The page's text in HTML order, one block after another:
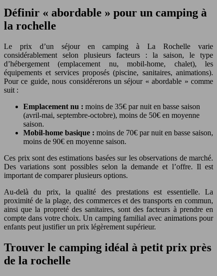
Définir « abordable » pour un camping à
la rochelle
Le prix d’un séjour en camping à La Rochelle varie
considérablement selon plusieurs facteurs : la saison, le type
d’hébergement (emplacement nu, mobil-home, chalet), les
équipements et services proposés (piscine, sanitaires, animations).
Pour ce guide, nous considérerons un séjour « abordable » comme
suit :
Emplacement nu : moins de 35€ par nuit en basse saison
(avril-mai, septembre-octobre), moins de 50€ en moyenne
saison.
Mobil-home basique : moins de 70€ par nuit en basse saison,
moins de 90€ en moyenne saison.
Ces prix sont des estimations basées sur les observations de marché.
Des variations sont possibles selon la demande et l’offre. Il est
important de comparer plusieurs options.
Au-delà du prix, la qualité des prestations est essentielle. La
proximité de la plage, des commerces et des transports en commun,
ainsi que la propreté des sanitaires, sont des facteurs à prendre en
compte dans votre choix. Un camping familial avec animations pour
enfants peut justifier un prix légèrement supérieur.
Trouver le camping idéal à petit prix près
de la rochelle